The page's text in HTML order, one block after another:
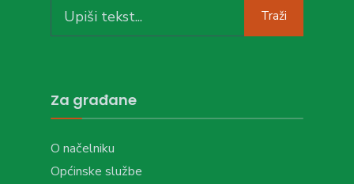
for:
Traži
Za građane
O načelniku
Općinske službe